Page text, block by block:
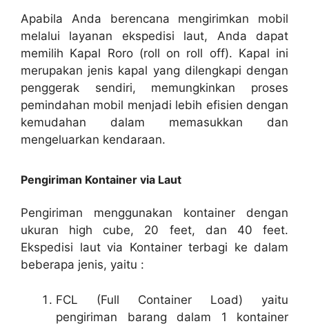
Apabila Anda berencana mengirimkan mobil
melalui layanan ekspedisi laut, Anda dapat
memilih Kapal Roro (roll on roll off). Kapal ini
merupakan jenis kapal yang dilengkapi dengan
penggerak sendiri, memungkinkan proses
pemindahan mobil menjadi lebih efisien dengan
kemudahan dalam memasukkan dan
mengeluarkan kendaraan.
Pengiriman Kontainer via Laut
Pengiriman menggunakan kontainer dengan
ukuran high cube, 20 feet, dan 40 feet.
Ekspedisi laut via Kontainer terbagi ke dalam
beberapa jenis, yaitu :
FCL (Full Container Load) yaitu
pengiriman barang dalam 1 kontainer